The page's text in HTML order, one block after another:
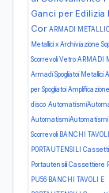
Ganci per Edilizia
Cor ARMADI
Metallici x Archiviazione
Scorrevoli Vetro ARMADI
Armadi Spogliatoi Metallici
per Spogliatoi
disco
AutomatismiAutomatismi
Scorrevoli BANCHI
PORTAUTENSILI
Portautensili Cassettiere
PU56 BANCHI TAVOLI E